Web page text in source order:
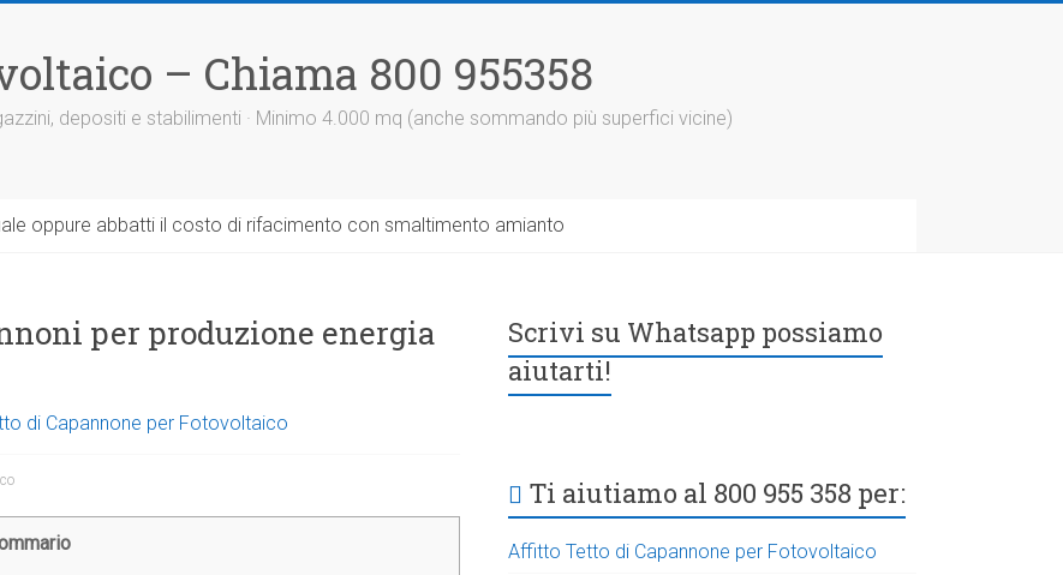
– Chiama 800 955358
depositi e stabilimenti · Minimo 4.000 mq (anche sommando più superfici vicine)
oppure abbatti il costo di rifacimento con smaltimento amianto
per produzione energia
di Capannone per Fotovoltaico
Scrivi su Whatsapp possiamo
aiutarti!
Ti aiutiamo al 800 955 358 per:
Affitto Tetto di Capannone per Fotovoltaico